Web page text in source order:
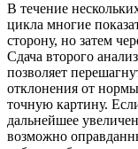
В течение
цикла многие
сторону, но затем
Сдача второго
позволяет
отклонения от
точную картину.
дальнейшее
возможно